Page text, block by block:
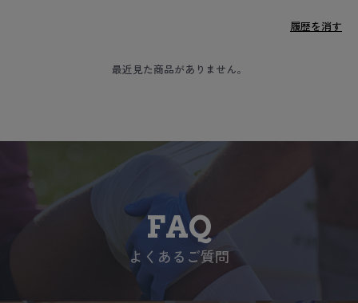
履歴を消す
最近見た商品がありません。
FAQ
よくあるご質問